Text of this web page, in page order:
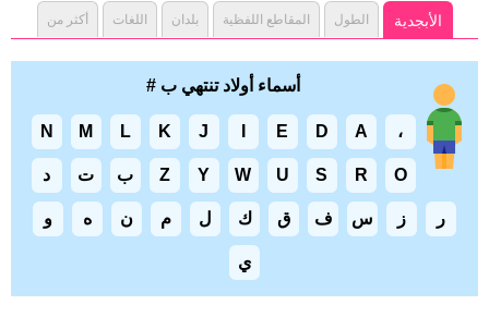
الأبجدية الطول المقاطع اللفظية بلدان اللغات أكثر من
أسماء أولاد تنتهي ب #
، A
D
E
J
K
L
M
N
O
R
S
U
W
Y
Z ب ت د
ر ز س ف ق ك ل م ن ه و
ي